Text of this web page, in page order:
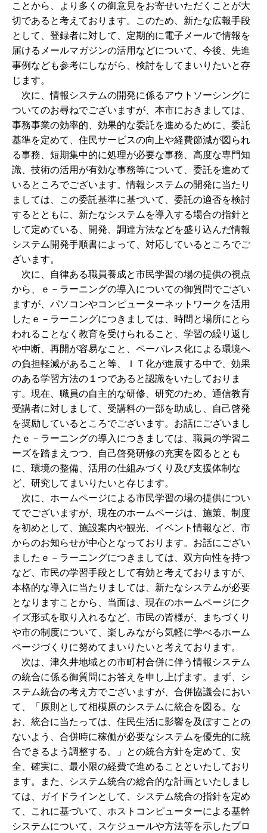
ことから、より多くの御意見をお寄せいただくことが大
切であると考えております。このため、新たな広報手段
として、登録者に対して、定期的に電子メールで情報を
届けるメールマガジンの活用などについて、今後、先進
事例なども参考にしながら、検討をしてまいりたいと存
じます。
次に、情報システムの開発に係るアウトソーシングに
ついてのお尋ねでございますが、本市におきましては、
事務事業の効率的、効果的な委託を進めるために、委託
基準を定めて、住民サービスの向上や経費節減が図られ
る事務、短期集中的に処理が必要な事務、高度な専門知
識、技術の活用が有効な事務等について、委託を進めて
いるところでございます。情報システムの開発に当たり
ましては、この委託基準に基づいて、委託の適否を検討
するとともに、新たなシステムを導入する場合の指針と
して定めている、開発、調達方法などを盛り込んだ情報
システム開発手順書によって、対応しているところでご
ざいます。
次に、自律ある職員養成と市民学習の場の提供の視点
から、ｅ－ラーニングの導入についての御質問でござい
ますが、パソコンやコンピューターネットワークを活用
したｅ－ラーニングにつきましては、時間と場所にとら
われることなく教育を受けられること、学習の繰り返し
や中断、再開が容易なこと、ペーパレス化による環境へ
の負担軽減があること等、ＩＴ化が進展する中で、効果
のある学習方法の１つであると認識をいたしておりま
す。現在、職員の自主的な研修、研究のため、通信教育
受講者に対しまして、受講料の一部を助成し、自己啓発
を奨励しているところでございます。お話にございまし
たｅ－ラーニングの導入につきましては、職員の学習ニ
ーズを踏まえつつ、自己啓発研修の充実を図るととも
に、環境の整備、活用の仕組みづくり及び支援体制な
ど、研究してまいりたいと存じます。
次に、ホームページによる市民学習の場の提供につい
てでございますが、現在のホームページは、施策、制度
を初めとして、施設案内や観光、イベント情報など、市
からのお知らせが中心となっております。お話にござい
ましたｅ－ラーニングにつきましては、双方向性を持つ
など、市民の学習手段として有効と考えておりますが、
本格的な導入に当たりましては、新たなシステムが必要
となりますことから、当面は、現在のホームページにク
イズ形式を取り入れるなど、市民の皆様が、まちづくり
や市の制度について、楽しみながら気軽に学べるホーム
ページづくりに努めてまいりたいと考えております。
次は、津久井地域との市町村合併に伴う情報システム
の統合に係る御質問にお答えを申し上げます。まず、シ
ステム統合の考え方でございますが、合併協議会におい
て、「原則として相模原のシステムに統合を図る。な
お、統合に当たっては、住民生活に影響を及ぼすことの
ないよう、合併時に稼働が必要なシステムを優先的に統
合できるよう調整する。」との統合方針を定めて、安
全、確実に、最小限の経費で進めることといたしており
ます。また、システム統合の総合的な計画といたしまし
ては、ガイドラインとして、システム統合の指針を定め
て、これに基づいて、ホストコンピューターによる基幹
システムについて、スケジュールや方法等を示したプロ